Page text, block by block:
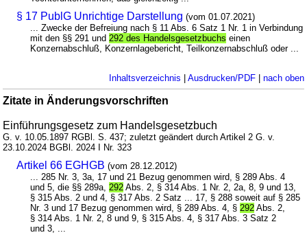
§ 17 PublG Unrichtige Darstellung (vom 01.07.2021)
... Zwecke der Befreiung nach § 11 Abs. 6 Satz 1 Nr. 1 in Verbindung
mit den §§ 291 und292 des Handelsgesetzbuchs einen
Konzernabschluß, Konzernlagebericht, Teilkonzernabschluß oder ...
Inhaltsverzeichnis Ausdrucken/PDF| nach oben
Zitate in Änderungsvorschriften
Einführungsgesetz zum Handelsgesetzbuch
G. v. 10.05.1897 RGBl. S. 437; zuletzt geändert durch Artikel 2 G. v.
23.10.2024 BGBl. 2024 I Nr. 323
Artikel 66 EGHGB (vom 28.12.2012)
... 285 Nr. 3, 3a, 17 und 21 Bezug genommen wird, § 289 Abs. 4
und 5, die §§ 289a,292 Abs. 2, § 314 Abs. 1 Nr. 2, 2a, 8, 9 und 13,
§ 315 Abs. 2 und 4, § 317 Abs. 2 Satz ... 17, § 288 soweit auf § 285
Nr. 3 und 17 Bezug genommen wird, § 289 Abs. 4, §292 Abs. 2,
§ 314 Abs. 1 Nr. 2, 8 und 9, § 315 Abs. 4, § 317 Abs. 3 Satz 2
und 3, ...